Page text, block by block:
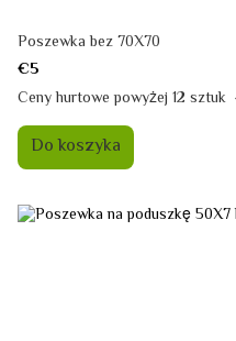
Poszewka bez 70X70
€5
Ceny hurtowepowyżej 12 sztuk
Do koszyka